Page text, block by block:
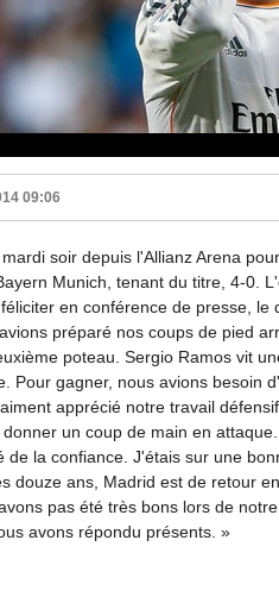
09:06
soir depuis l'Allianz Arena
Munich, tenant du titre, 4-0.
en conférence de presse, le
préparé nos coups de pied
poteau. Sergio Ramos vit
Pour gagner, nous avions besoin
apprécié notre travail
un coup de main en
de la confiance. J'étais sur une
douze ans, Madrid est de retour
pas été très bons lors de
avons répondu présents. »